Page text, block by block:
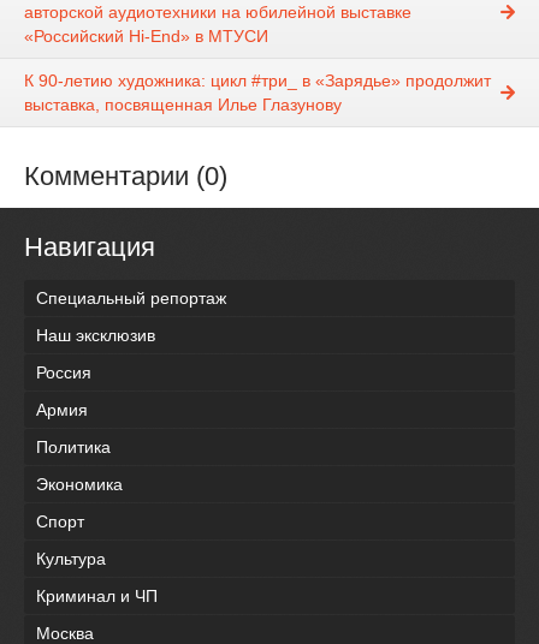
авторской аудиотехники на юбилейной выставке
«Российский Hi-End» в МТУСИ
К 90-летию художника: цикл #три_ в «Зарядье» продолжит
выставка, посвященная Илье Глазунову
Комментарии (0)
Навигация
Специальный репортаж
Наш эксклюзив
Россия
Армия
Политика
Экономика
Спорт
Культура
Криминал и ЧП
Москва